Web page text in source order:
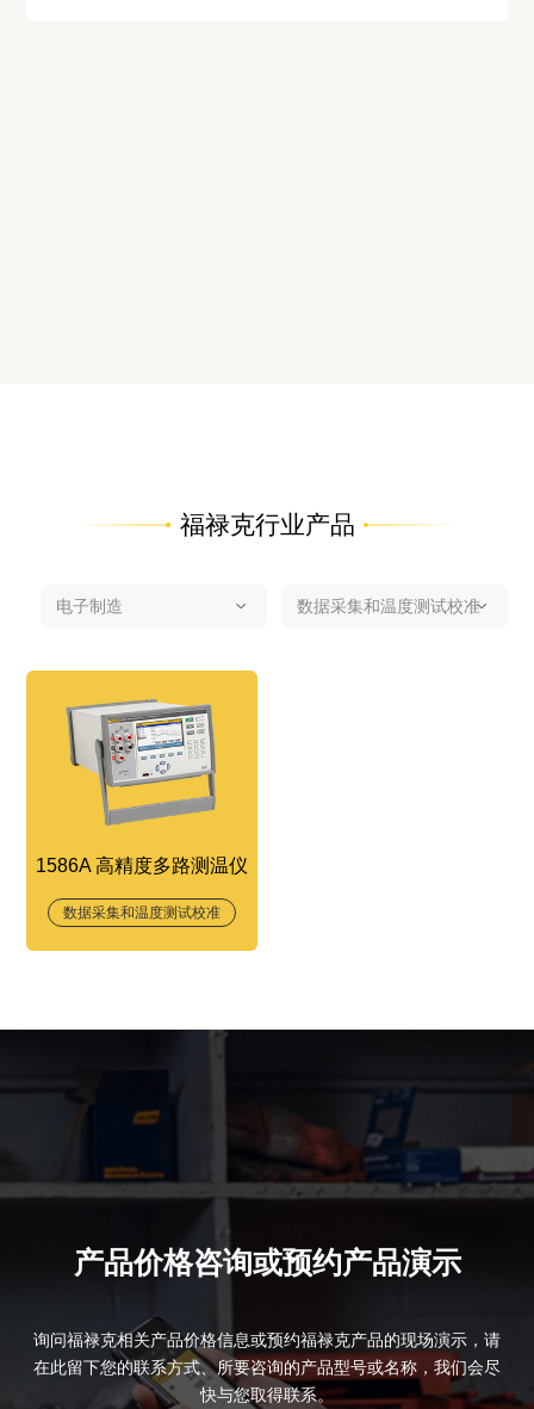
福禄克行业产品
1586A 高精度多路测温仪
数据采集和温度测试校准
产品价格咨询或预约产品演示
询问福禄克相关产品价格信息或预约福禄克产品的现场演示，请
在此留下您的联系方式、所要咨询的产品型号或名称，我们会尽
快与您取得联系。